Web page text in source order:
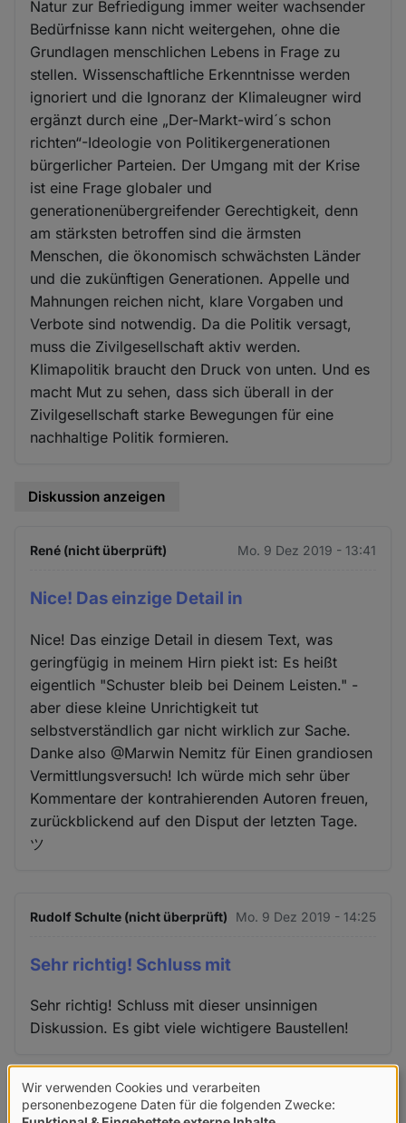
Natur zur Befriedigung immer weiter wachsender
Bedürfnisse kann nicht weitergehen, ohne die
Grundlagen menschlichen Lebens in Frage zu
stellen. Wissenschaftliche Erkenntnisse werden
ignoriert und die Ignoranz der Klimaleugner wird
ergänzt durch eine „Der-Markt-wird´s schon
richten“-Ideologie von Politikergenerationen
bürgerlicher Parteien. Der Umgang mit der Krise
ist eine Frage globaler und
generationenübergreifender Gerechtigkeit, denn
am stärksten betroffen sind die ärmsten
Menschen, die ökonomisch schwächsten Länder
und die zukünftigen Generationen. Appelle und
Mahnungen reichen nicht, klare Vorgaben und
Verbote sind notwendig. Da die Politik versagt,
muss die Zivilgesellschaft aktiv werden.
Klimapolitik braucht den Druck von unten. Und es
macht Mut zu sehen, dass sich überall in der
Zivilgesellschaft starke Bewegungen für eine
nachhaltige Politik formieren.
Diskussion anzeigen
René (nicht überprüft) Mo. 9 Dez 2019 - 13:41
Nice! Das einzige Detail in
Nice! Das einzige Detail in diesem Text, was
geringfügig in meinem Hirn piekt ist: Es heißt
eigentlich "Schuster bleib bei Deinem Leisten." -
aber diese kleine Unrichtigkeit tut
selbstverständlich gar nicht wirklich zur Sache.
Danke also @Marwin Nemitz für Einen grandiosen
Vermittlungsversuch! Ich würde mich sehr über
Kommentare der kontrahierenden Autoren freuen,
zurückblickend auf den Disput der letzten Tage.
ツ
Rudolf Schulte (nicht überprüft) Mo. 9 Dez 2019 - 14:25
Sehr richtig! Schluss mit
Sehr richtig! Schluss mit dieser unsinnigen
Diskussion. Es gibt viele wichtigere Baustellen!
Christian M. (nicht überprüft) Mo. 9 Dez 2019 - 14:29
Verwendung
Wir verwenden Cookies und verarbeiten
personenbezogene Daten für die folgenden Zwecke: